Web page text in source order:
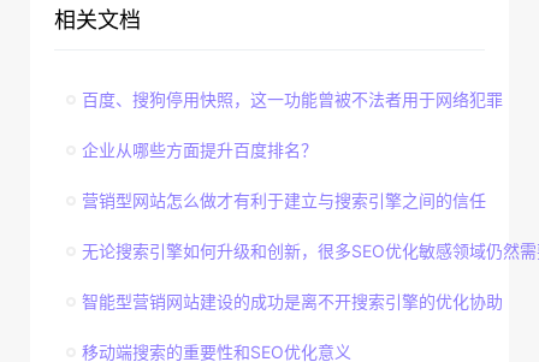
相关文档
百度、搜狗停用快照，这一功能曾被不法者用于网络犯罪
企业从哪些方面提升百度排名？
营销型网站怎么做才有利于建立与搜索引擎之间的信任
无论搜索引擎如何升级和创新，很多SEO优化敏感领域仍然
智能型营销网站建设的成功是离不开搜索引擎的优化协助
移动端搜索的重要性和SEO优化意义